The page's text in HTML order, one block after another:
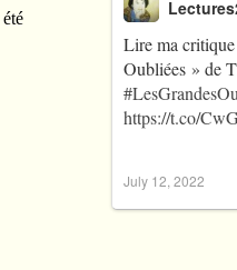
Lire ma
Oubliées » de
https://t.co/
July 12, 2022